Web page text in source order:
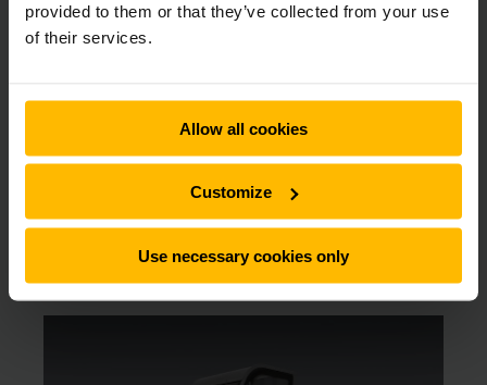
provided to them or that they’ve collected from your use
of their services.
Allow all cookies
Customize
Use necessary cookies only
Brugt el trækker op til 28 ton